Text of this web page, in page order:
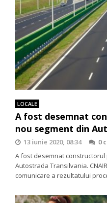
LOCALE
A fost desemnat
nou segment din
13 iunie 2020, 08:34
0
A fost desemnat
Autostrada Transilvania.
comunicare a rezultatului